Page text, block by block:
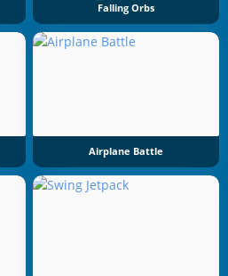
Falling Orbs
Airplane Battle